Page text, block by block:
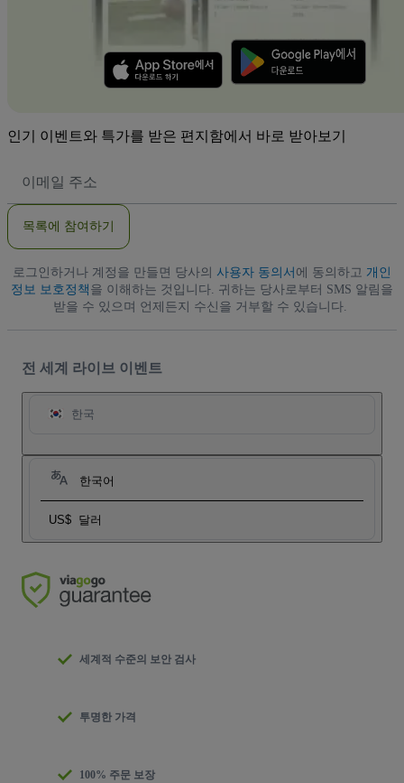
인기 이벤트와 특가를 받은 편지함에서 바로 받아보기
메
소
목록에 참여하기
로그인하거나 계정을 만들면 당사의 사용자 동의서 에 동의하고 개인
정보 보호정책 을 이해하는 것입니다. 귀하는 당사로부터 SMS 알림을
받을 수 있으며 언제든지 수신을 거부할 수 있습니다.
전 세계 라이브 이벤트
한국
한국어
US$ 달러
세계적 수준의 보안 검사
투명한 가격
100% 주문 보장